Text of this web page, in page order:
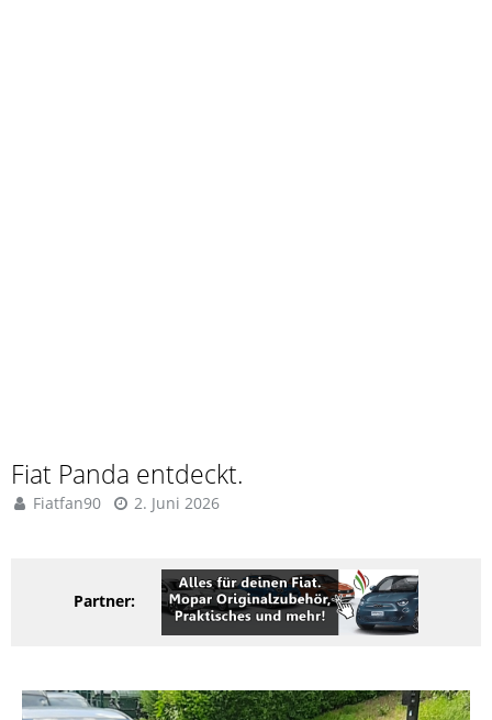
Fiat Panda entdeckt.
Fiatfan90 2. Juni 2026
Partner: